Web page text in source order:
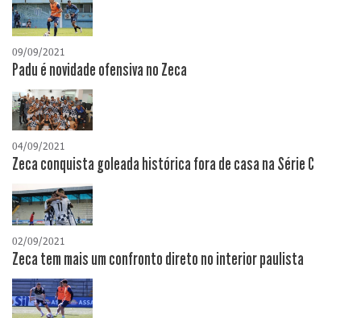
09/09/2021
Padu é novidade ofensiva no Zeca
04/09/2021
Zeca conquista goleada histórica fora de casa na Série C
02/09/2021
Zeca tem mais um confronto direto no interior paulista